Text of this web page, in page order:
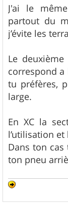
s
s
a
g
e
J'ai le
partout du
j’évite les
Le
correspond
tu préfères,
large.
En XC la
l’utilisation
Dans ton
ton pneu